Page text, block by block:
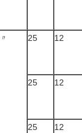
〃 25 12
25 12
25
12